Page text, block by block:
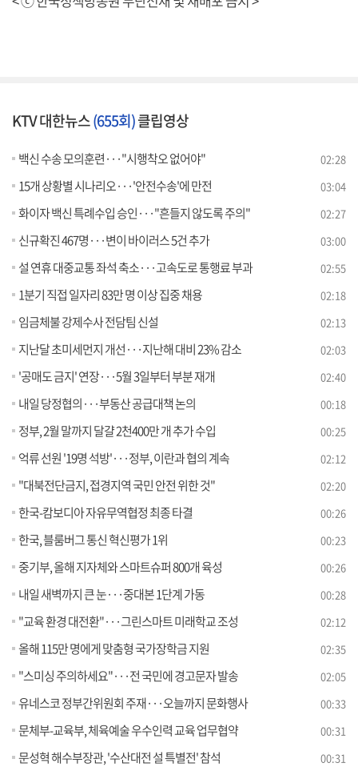
KTV 대한뉴스(655회)클립영상
백신 수송 모의훈련···"시행착오 없어야" 02:28
15개 상황별 시나리오···'안전수송'에 만전 03:04
화이자 백신 특례수입 승인···"흔들지 않도록 주의" 02:27
신규확진 467명···변이 바이러스 5건 추가 03:00
설 연휴 대중교통 좌석 축소···고속도로 통행료 부과 02:55
1분기 직접 일자리 83만 명 이상 집중 채용 02:18
임금체불 강제수사 전담팀 신설 02:13
지난달 초미세먼지 개선···지난해 대비 23% 감소 02:03
'공매도 금지' 연장···5월 3일부터 부분 재개 02:40
내일 당정협의···부동산 공급대책 논의 00:18
정부, 2월 말까지 달걀 2천400만 개 추가 수입 00:25
억류 선원 '19명 석방'···정부, 이란과 협의 계속 02:12
"대북전단금지, 접경지역 국민 안전 위한 것" 02:20
한국-캄보디아 자유무역협정 최종 타결 00:26
한국, 블룸버그 통신 혁신평가 1위 00:23
중기부, 올해 지자체와 스마트슈퍼 800개 육성 00:26
내일 새벽까지 큰 눈···중대본 1단계 가동 00:28
"교육 환경 대전환"···그린스마트 미래학교 조성 02:12
올해 115만 명에게 맞춤형 국가장학금 지원 02:35
"스미싱 주의하세요"···전 국민에 경고문자 발송 02:05
유네스코 정부간위원회 주재···오늘까지 문화행사 00:33
문체부-교육부, 체육예술 우수인력 교육 업무협약 00:31
문성혁 해수부장관, '수산대전 설 특별전' 참석 00:31